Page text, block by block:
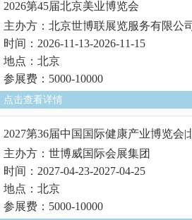
2026第45届北京美业博览会
主办方：北京世博联展览服务有限公司
时间：2026-11-13-2026-11-15
地点：北京
参展费：5000-10000
点击查看详情
2027第36届中国国际健康产业博览会|
主办方：世博威国际会展集团
时间：2027-04-23-2027-04-25
地点：北京
参展费：5000-10000